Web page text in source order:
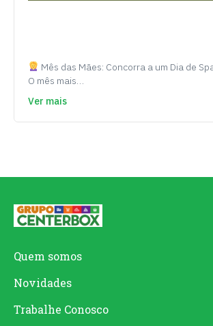
Mês das Mães: Concorra a um Dia de
O mês mais…
Ver mais
Quem somos
Novidades
Trabalhe Conosco